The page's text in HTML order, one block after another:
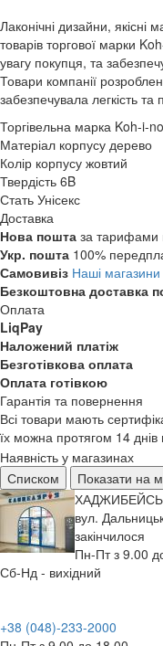
Лаконічні дизайни, якісні
товарів торгової марки
увагу покупця, та
Товари компанії
забезпечувала легкість та
Торгівельна марка Koh-i-
Матеріал корпусу дерево
Колір корпусу жовтий
Твердість 6B
Стать Унісекс
Доставка
Нова пошта за тарифами
Укр. пошта 100%
Самовивіз Наші магазини
Безкоштовна доставка
Оплата
LiqPay
Наложений платіж
Безготівкова оплата
Оплата готівкою
Гарантія та повернення
Всі товари мають
їх можна протягом 14
Наявність у магазинах
Списком
Показати на
вул.
закінчилося
Пн-Пт з 9.00
Сб-Нд - вихідний
+38 (048)-233-2000